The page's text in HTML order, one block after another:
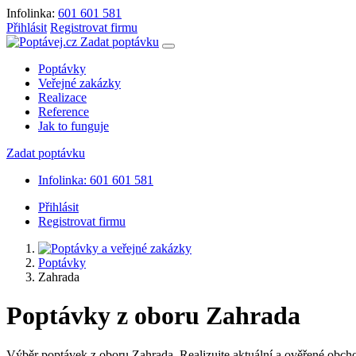
Infolinka: 601 601 581
Přihlásit Registrovat firmu
Zadat poptávku
Poptávky
Veřejné zakázky
Realizace
Reference
Jak to funguje
Zadat poptávku
Infolinka: 601 601 581
Přihlásit
Registrovat firmu
Poptávky
Zahrada
Poptávky z oboru Zahrada